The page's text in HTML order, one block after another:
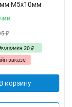
M5x10мм
₽
20 ₽
заказе
В корзину